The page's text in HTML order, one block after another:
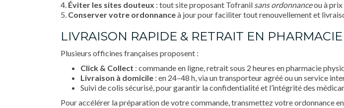
4. Éviter les sites douteux : tout site proposant Tofranil sans ordonnanceou à prix
5. Conserver votre ordonnanceà jour pour faciliter tout renouvellement et
LIVRAISON RAPIDE & RETRAIT EN PHARMACIE
Plusieurs officines françaises proposent :
Click & Collect : commande en ligne, retrait sous 2 heures en pharmacie
Livraison à domicile : en 24–48 h, via un transporteur agréé ou un service
Suivi de colis sécurisé, pour garantir la confidentialité et l’intégrité des
Pour accélérer la préparation de votre commande, transmettez votre ordonnance